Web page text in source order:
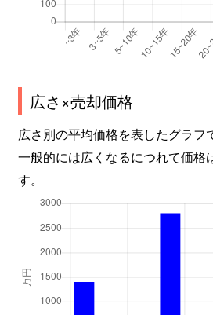
広さ×売却価格
広さ別の平均価格を表したグラフ
一般的には広くなるにつれて価格
す。